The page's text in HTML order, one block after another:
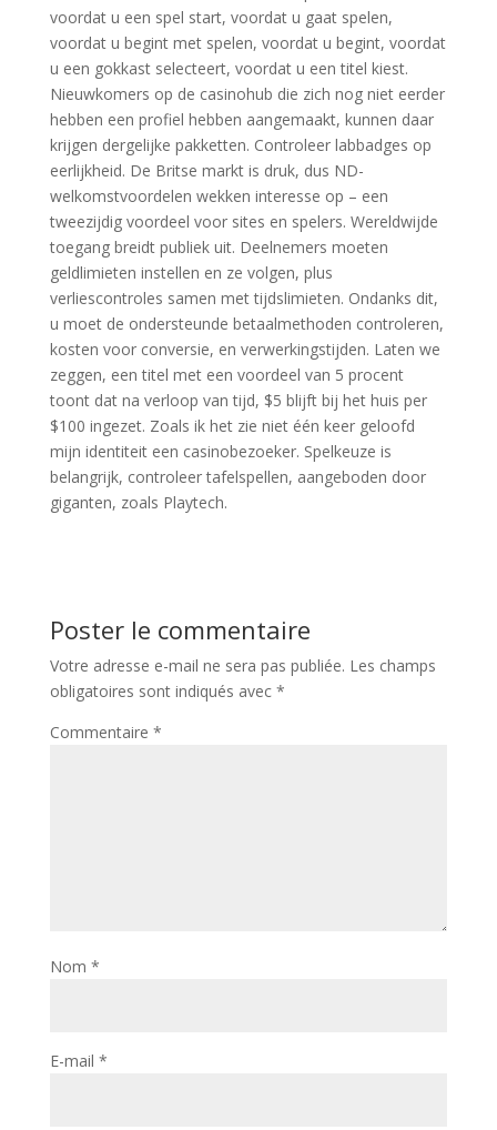
voordat u een spel start, voordat u gaat spelen,
voordat u begint met spelen, voordat u begint, voordat
u een gokkast selecteert, voordat u een titel kiest.
Nieuwkomers op de casinohub die zich nog niet eerder
hebben een profiel hebben aangemaakt, kunnen daar
krijgen dergelijke pakketten. Controleer labbadges op
eerlijkheid. De Britse markt is druk, dus ND-
welkomstvoordelen wekken interesse op – een
tweezijdig voordeel voor sites en spelers. Wereldwijde
toegang breidt publiek uit. Deelnemers moeten
geldlimieten instellen en ze volgen, plus
verliescontroles samen met tijdslimieten. Ondanks dit,
u moet de ondersteunde betaalmethoden controleren,
kosten voor conversie, en verwerkingstijden. Laten we
zeggen, een titel met een voordeel van 5 procent
toont dat na verloop van tijd, $5 blijft bij het huis per
$100 ingezet. Zoals ik het zie niet één keer geloofd
mijn identiteit een casinobezoeker. Spelkeuze is
belangrijk, controleer tafelspellen, aangeboden door
giganten, zoals Playtech.
Poster le commentaire
Votre adresse e-mail ne sera pas publiée. Les champs
obligatoires sont indiqués avec *
Commentaire *
Nom *
E-mail *